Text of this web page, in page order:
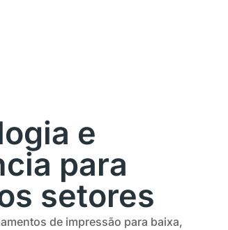
e
para
setores
de impressão para baixa,